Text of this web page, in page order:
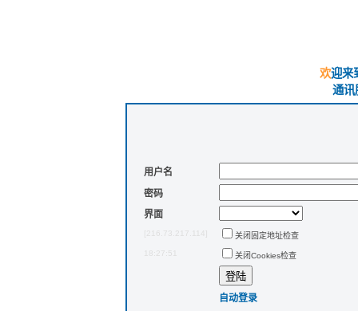
欢迎
通
用户名
密码
界面
[216.73.217.114]
关闭固定地址检查
18:27:51
关闭Cookies检查
自动登录